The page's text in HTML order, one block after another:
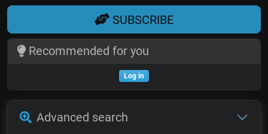
SUBSCRIBE
Recommended for you
Log in
Advanced search